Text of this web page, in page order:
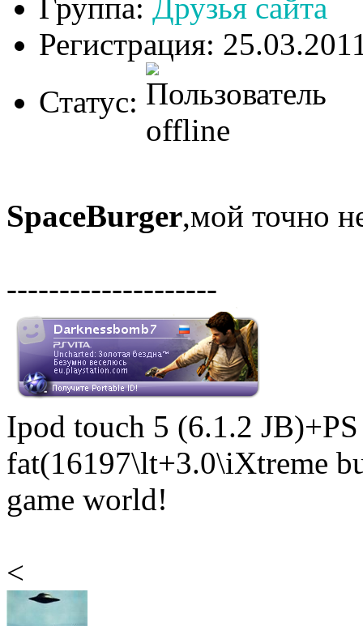
Группа: Друзья сайта
Регистрация:
Статус:
SpaceBurger,мой точно
--------------------
Ipod touch 5 (6.1.2
fat(16197\lt+3.0\iXtreme
game world!
<